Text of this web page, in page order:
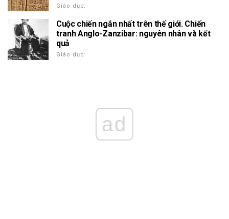
Giáo dục:
Cuộc chiến ngắn nhất trên thế giới. Chiến
tranh Anglo-Zanzibar: nguyên nhân và kết
quả
Giáo dục:
ad